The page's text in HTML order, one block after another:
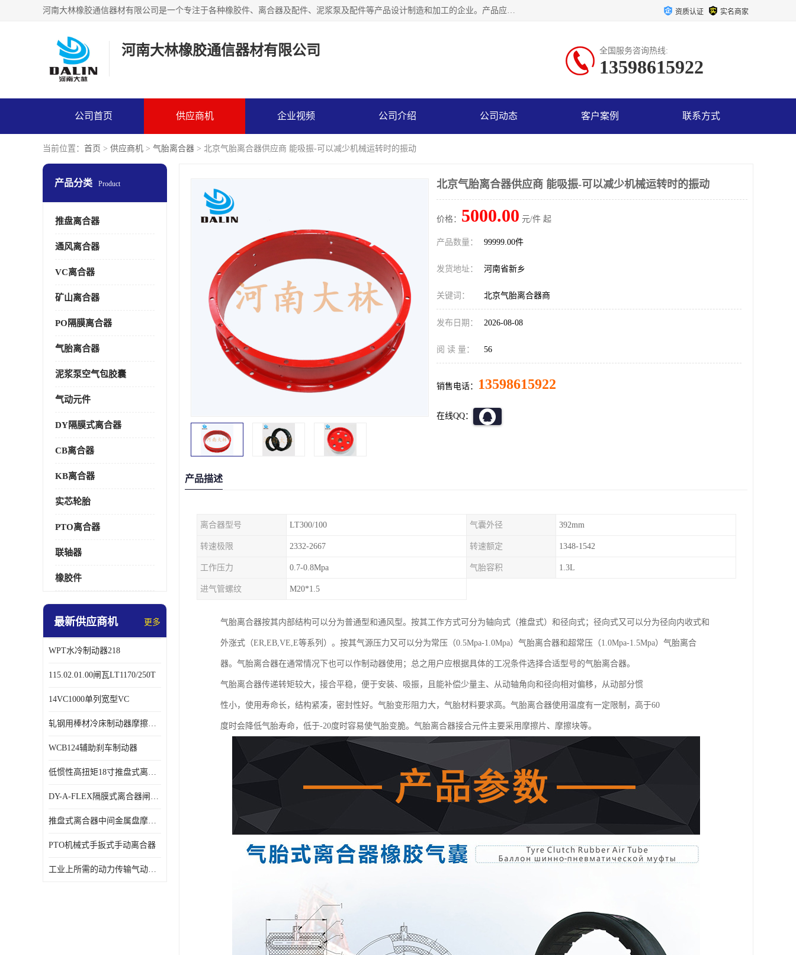
河南大林橡胶通信器材有限公司是一个专注于各种橡胶件、离合器及配件、泥浆泵及配件等产品设计制造和加工的企业。产品应用于矿山、冶金、石油、钢铁、化工、水泥、船舶、造纸、通用机械等各种大功率机械传动或制动装置。 资质认证 实名商家
河南大林橡胶通信器材有限公司 全国服务咨询热线:
13598615922
公司首页 供应商机 企业视频 公司介绍 公司动态 客户案例 联系方式
当前位置： 首页 > 供应商机 > 气胎离合器 > 北京气胎离合器供应商 能吸振-可以减少机械运转时的振动
产品分类 Product
推盘离合器
通风离合器
VC离合器
矿山离合器
PO隔膜离合器
气胎离合器
泥浆泵空气包胶囊
气动元件
DY隔膜式离合器
CB离合器
KB离合器
实芯轮胎
PTO离合器
联轴器
橡胶件
最新供应商机 更多
WPT水冷制动器218
115.02.01.00闸瓦LT1170/250T
14VC1000单列宽型VC
轧钢用棒材冷床制动器摩擦片218
WCB124辅助刹车制动器
低惯性高扭矩18寸推盘式离合器中心盘齿盘W18-11-101
DY-A-FLEX隔膜式离合器闸瓦总成7015125A
推盘式离合器中间金属盘摩擦盘18寸
PTO机械式手扳式手动离合器
工业上所需的动力传输气动离合器WCB424
北京气胎离合器供应商 能吸振-可以减少机械运转时的振动
价格： 5000.00 元/件 起
产品数量： 99999.00件
发货地址： 河南省新乡
关键词： 北京气胎离合器商
发布日期： 2026-08-08
阅 读 量： 56
销售电话： 13598615922
在线QQ：
产品描述
离合器型号 LT300/100 气囊外径 392mm
转速极限 2332-2667 转速额定 1348-1542
工作压力 0.7-0.8Mpa 气胎容积 1.3L
进气管螺纹 M20*1.5
气胎离合器按其内部结构可以分为普通型和通风型。按其工作方式可分为轴向式（推盘式）和径向式；径向式又可以分为径向内收式和
外涨式（ER,EB,VE,E等系列）。按其气源压力又可以分为常压（0.5Mpa-1.0Mpa）气胎离合器和超常压（1.0Mpa-1.5Mpa）气胎离合
器。气胎离合器在通常情况下也可以作制动器使用；总之用户应根据具体的工况条件选择合适型号的气胎离合器。
气胎离合器传递转矩较大，接合平稳，便于安装、吸振，且能补偿少量主、从动轴角向和径向相对偏移，从动部分惯
性小，使用寿命长，结构紧凑，密封性好。气胎变形阻力大，气胎材料要求高。气胎离合器使用温度有一定限制，高于60
度时会降低气胎寿命，低于-20度时容易使气胎变脆。气胎离合器接合元件主要采用摩擦片、摩擦块等。